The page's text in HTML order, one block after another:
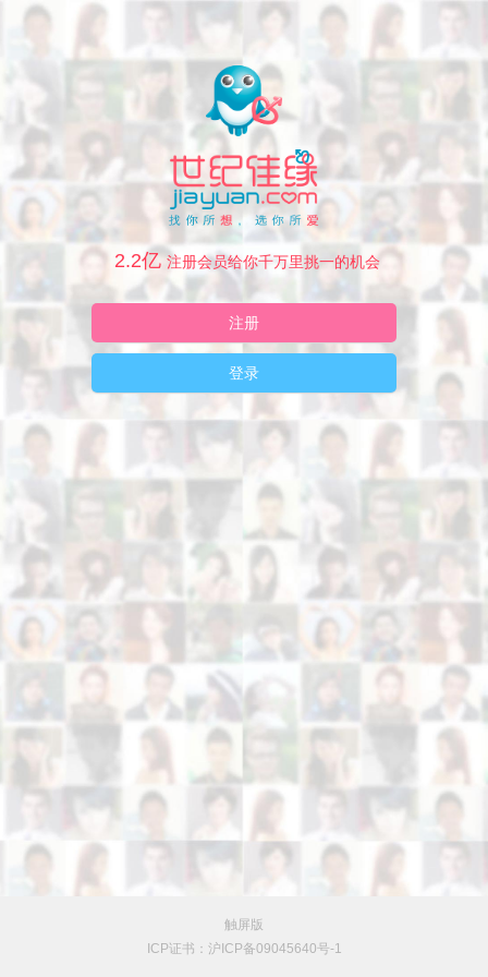
2.2亿 注册会员给你千万里挑一的机会
注册
登录
触屏版
ICP证书：沪ICP备09045640号-1